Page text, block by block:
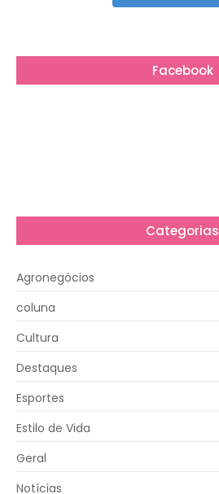
Facebook
Categorias
Agronegócios
coluna
Cultura
Destaques
Esportes
Estilo de Vida
Geral
Notícias